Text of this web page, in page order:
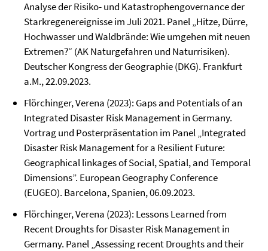
Analyse der Risiko- und Katastrophengovernance der
Starkregenereignisse im Juli 2021. Panel „Hitze, Dürre,
Hochwasser und Waldbrände: Wie umgehen mit neuen
Extremen?“ (AK Naturgefahren und Naturrisiken).
Deutscher Kongress der Geographie (DKG). Frankfurt
a.M., 22.09.2023.
Flörchinger, Verena (2023): Gaps and Potentials of an
Integrated Disaster Risk Management in Germany.
Vortrag und Posterpräsentation im Panel „Integrated
Disaster Risk Management for a Resilient Future:
Geographical linkages of Social, Spatial, and Temporal
Dimensions”. European Geography Conference
(EUGEO). Barcelona, Spanien, 06.09.2023.
Flörchinger, Verena (2023): Lessons Learned from
Recent Droughts for Disaster Risk Management in
Germany. Panel „Assessing recent Droughts and their